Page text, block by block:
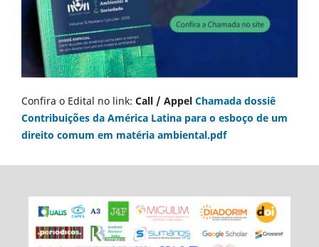
Confira o Edital no link: Call / Appel Chamada dossiê
Contribuições da América Latina para o esboço de um
direito comum em matéria ambiental.pdf